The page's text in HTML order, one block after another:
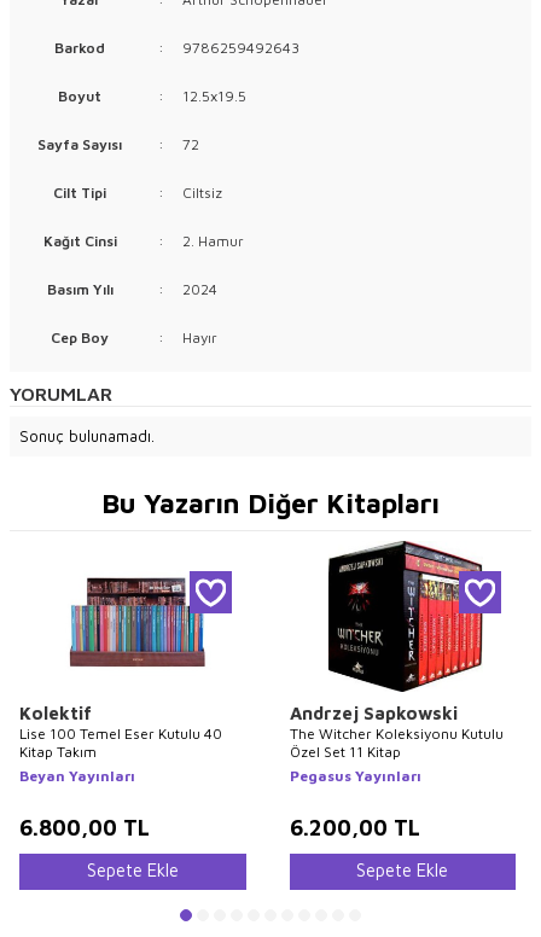
Barkod : 9786259492643
Boyut : 12.5x19.5
Sayfa Sayısı : 72
Cilt Tipi : Ciltsiz
Kağıt Cinsi : 2. Hamur
Basım Yılı : 2024
Cep Boy : Hayır
YORUMLAR
Sonuç bulunamadı.
Bu Yazarın Diğer Kitapları
Kolektif
Lise 100 Temel Eser Kutulu 40
Kitap Takım
Beyan Yayınları
6.800,00 TL
Sepete Ekle
Andrzej Sapkowski
The Witcher Koleksiyonu Kutulu
Özel Set 11 Kitap
Pegasus Yayınları
6.200,00 TL
Sepete Ekle